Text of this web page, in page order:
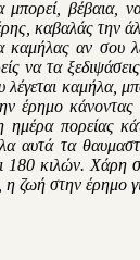
βέβαια,
καβαλάς την
καμήλας αν σου
να τα
καμήλα,
έρημο κάνοντας
ημέρα πορείας
αυτά τα
180 κιλών. Χάρη
ζωή στην έρημο